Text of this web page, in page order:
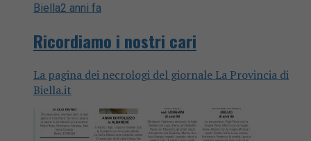
Biella2 anni fa
Ricordiamo i nostri cari
La pagina dei necrologi del giornale La Provincia di
Biella.it